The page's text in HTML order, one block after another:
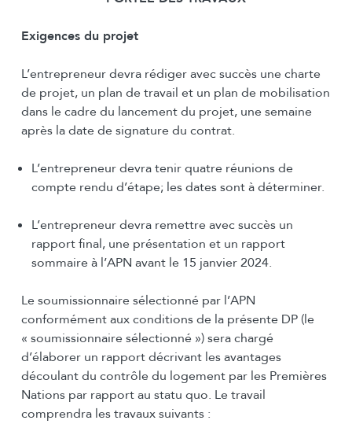
Exigences du projet
L’entrepreneur devra rédiger avec succès une charte
de projet, un plan de travail et un plan de mobilisation
dans le cadre du lancement du projet, une semaine
après la date de signature du contrat.
L’entrepreneur devra tenir quatre réunions de
compte rendu d’étape; les dates sont à déterminer.
L’entrepreneur devra remettre avec succès un
rapport final, une présentation et un rapport
sommaire à l’APN avant le 15 janvier 2024.
Le soumissionnaire sélectionné par l’APN
conformément aux conditions de la présente DP (le
« soumissionnaire sélectionné ») sera chargé
d’élaborer un rapport décrivant les avantages
découlant du contrôle du logement par les Premières
Nations par rapport au statu quo. Le travail
comprendra les travaux suivants :